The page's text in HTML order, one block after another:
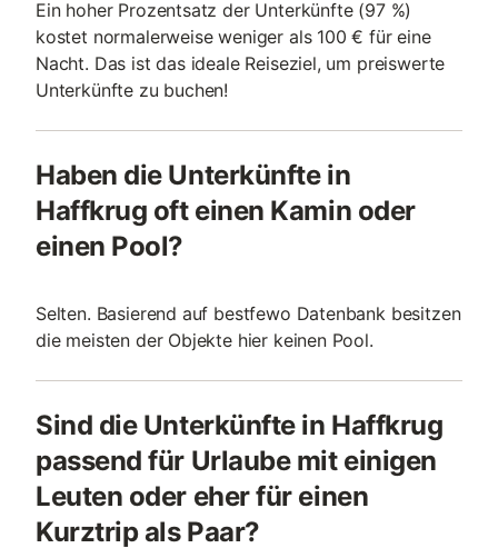
Ein hoher Prozentsatz der Unterkünfte (97 %)
kostet normalerweise weniger als 100 € für eine
Nacht. Das ist das ideale Reiseziel, um preiswerte
Unterkünfte zu buchen!
Haben die Unterkünfte in
Haffkrug oft einen Kamin oder
einen Pool?
Selten. Basierend auf bestfewo Datenbank besitzen
die meisten der Objekte hier keinen Pool.
Sind die Unterkünfte in Haffkrug
passend für Urlaube mit einigen
Leuten oder eher für einen
Kurztrip als Paar?